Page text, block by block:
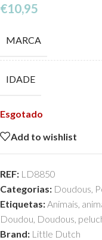
€10,95
MARCA
IDADE
Esgotado
Add to wishlist
REF: LD8850
Categorias: Doudous,
Etiquetas:Animais,
Doudou, Doudous,
Brand: Little Dutch